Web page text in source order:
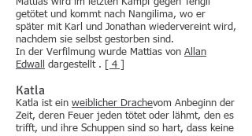
getötet und kommt nach Nangilima, wo er
später mit Karl und Jonathan wiedervereint wird,
nachdem sie selbst gestorben sind.
In der Verfilmung wurde Mattias von Allan
Edwall
dargestellt . [ 4 ]
Katla
Katla ist ein weiblicher Drachevom Anbeginn der
Zeit, deren Feuer jeden tötet oder lähmt, den es
trifft, und ihre Schuppen sind so hart, dass keine